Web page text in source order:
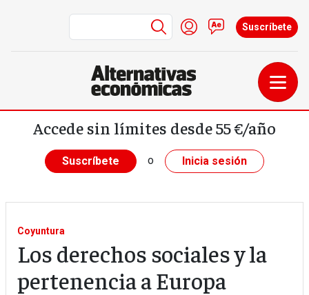
Pasar al contenido principal
Menú de cuenta de
Iniciar sesión
Contacto
Suscríbete
Accede sin límites desde 55 €/año
Suscríbete o Inicia sesión
Coyuntura
Los derechos sociales y la
pertenencia a Europa